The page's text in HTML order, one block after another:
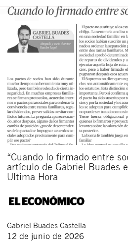
“Cuando lo firmado entre
artículo de Gabriel Buades
Ultima Hora
Gabriel Buades Castella
12 de junio de 2026